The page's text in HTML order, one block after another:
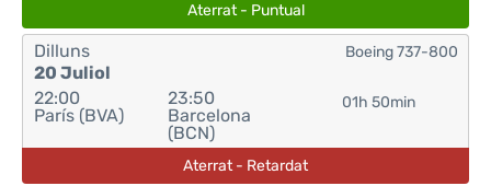
Aterrat - Puntual
Dilluns
20 Juliol
22:00
París (BVA)
23:50
Barcelona
(BCN)
01h 50min
Boeing 737-800
Aterrat - Retardat